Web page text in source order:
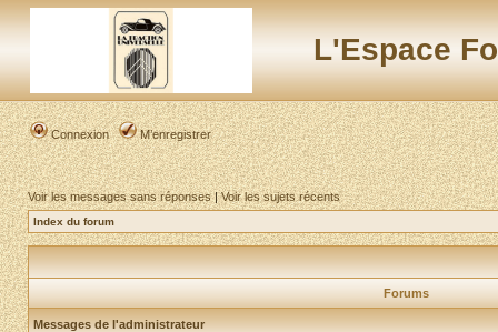
L'Espace
Connexion M’enregistrer
Voir les messages sans réponses|Voir les sujets récents
Index du forum
Forums
Messages de l'administrateur